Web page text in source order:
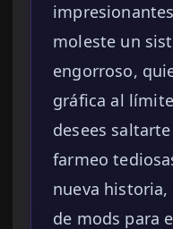
moleste un
engorroso,
gráfica al
desees
farmeo
nueva
de mods para